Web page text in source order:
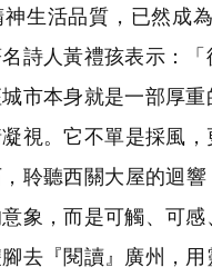
生活品質，已然成
詩人黃禮孩表示：
市本身就是一部厚
凝視。它不單是採風
聆聽西關大屋的迴
象，而是可觸、可
去『閱讀』廣州，